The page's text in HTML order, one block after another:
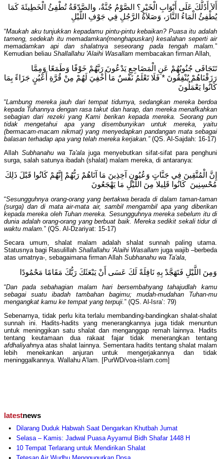
أَلاَ أَدُلُّكَ عَلَى أَبْوَابِ الْخَيْرِ؟ الصَّوْمُ جُنَّةٌ، والصَّدّقَةُ تُطْفِئُ الْخَطِيئَةَ كَمَا
يُطْفِئُ الْمَاءُ النَّارَ، وَصَلاَةُ الرَّجُلِ فِي جَوْفِ اللَّيْلِ
“Maukah aku tunjukkan kepadamu pintu-pintu kebaikan? Puasa itu adalah
tameng, sedekah itu memadamkan(menghapuskan) kesalahan seperti air
memadamkan api dan shalatnya seseorang pada tengah malam.”
Kemudian beliau Shallallahu 'Alaihi Wasallam membacakan firman Allah,
تَتَجَافَى جُنُوبُهُمْ عَنِ الْمَضَاجِعِ يَدْعُونَ رَبَّهُمْ خَوْفًا وَطَمَعًا وَمِمَّا
رَزَقْنَاهُمْ يُنْفِقُونَ * فَلَا تَعْلَمُ نَفْسٌ مَا أُخْفِيَ لَهُمْ مِنْ قُرَّةِ أَعْيُنٍ جَزَاءً بِمَا
كَانُوا يَعْمَلُونَ
“Lambung mereka jauh dari tempat tidurnya, sedangkan mereka berdoa
kepada Tuhannya dengan rasa takut dan harap, dan mereka menafkahkan
sebagian dari rezeki yang Kami berikan kepada mereka. Seorang pun
tidak mengetahui apa yang disembunyikan untuk mereka, yaitu
(bermacam-macam nikmat) yang menyedapkan pandangan mata sebagai
balasan terhadap apa yang telah mereka kerjakan.”(QS. Al-Sajdah: 16-17)
Allah Subhanahu wa Ta'ala juga menyebutkan sifat-sifat para penghuni
surga, salah satunya ibadah (shalat) malam mereka, di antaranya:
إِنَّ الْمُتَّقِينَ فِي جَنَّاتٍ وَعُيُونٍ آخِذِينَ مَا آتَاهُمْ رَبُّهُمْ إِنَّهُمْ كَانُوا قَبْلَ ذَلِكَ
مُحْسِنِينَ كَانُوا قَلِيلا مِنَ اللَّيْلِ مَا يَهْجَعُونَ
“Sesungguhnya orang-orang yang bertakwa berada di dalam taman-taman
(surga) dan di mata air-mata air, sambil mengambil apa yang diberikan
kepada mereka oleh Tuhan mereka. Sesungguhnya mereka sebelum itu di
dunia adalah orang-orang yang berbuat baik. Mereka sedikit sekali tidur di
waktu malam.” (QS. Al-Dzariyat: 15-17)
Secara umum, shalat malam adalah shalat sunnah paling utama.
Statusnya bagi RasulillahShallallahu 'Alaihi Wasallamjuga wajib –berbeda
atas umatnya-, sebagaimana firman Allah Subhanahu wa Ta'ala,
وَمِنَ اللَّيْلِ فَتَهَجَّدْ بِهِ نَافِلَةً لَكَ عَسَى أَنْ يَبْعَثَكَ رَبُّكَ مَقَامًا مَحْمُودًا
“Dan pada sebahagian malam hari bersembahyang tahajudlah kamu
sebagai suatu ibadah tambahan bagimu; mudah-mudahan Tuhan-mu
mengangkat kamu ke tempat yang terpuji.” (QS. Al-Isra’: 79)
Sebenarnya, tidak perlu kita terlalu membanding-bandingkan shalat-shalat
sunnah ini. Hadits-hadits yang menerangkannya juga tidak menuntun
untuk meninggikan satu shalat dan menganggap remah lainnya. Hadits
tentang keutamaan dua rakaat fajar tidak menerangkan tentang
afdhaliyahnya atas shalat lainnya. Sementara hadits tentang shalat malam
lebih menekankan anjuran untuk mengerjakannya dan tidak
meninggalkannya. Wallahu A’lam. [PurWD/voa-islam.com]
latestnews
Dilarang Duduk Habwah Saat Dengarkan Khutbah Jumat
Selasa – Kamis: Jadwal Puasa Ayyamul Bidh Shafar 1448 H
10 Tempat Terlarang untuk Mendirikan Shalat